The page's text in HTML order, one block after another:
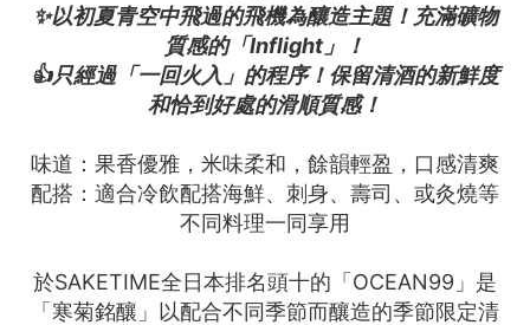
✨以初夏青空中飛過的飛機為釀造主題！充滿礦物
質感的「Inflight」！
👍只經過「一回火入」的程序！保留清酒的新鮮度
和恰到好處的滑順質感！
味道：果香優雅，米味柔和，餘韻輕盈，口感清爽
配搭：適合冷飲配搭海鮮、刺身、壽司、或灸燒等
不同料理一同享用
於SAKETIME全日本排名頭十的「OCEAN99」是
「寒菊銘釀」以配合不同季節而釀造的季節限定清